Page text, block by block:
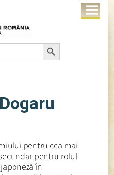
Search Button
pentru cea mai
pentru rolul
în